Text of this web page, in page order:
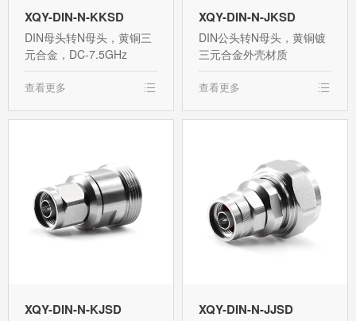
XQY-DIN-N-KKSD
DIN母头转N母头，黄铜三
元合金，DC-7.5GHz
查看更多
XQY-DIN-N-JKSD
DIN公头转N母头，黄铜镀
三元合金外壳材质
查看更多
XQY-DIN-N-KJSD XQY-DIN-N-JJSD